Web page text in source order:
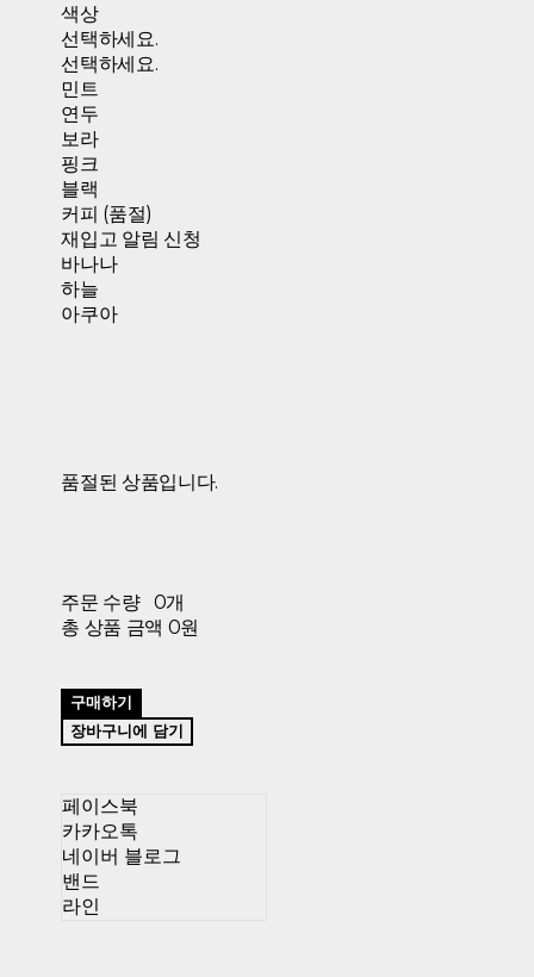
색상
선택하세요.
선택하세요.
민트
연두
보라
핑크
블랙
커피 (품절)
재입고 알림 신청
바나나
하늘
아쿠아
품절된 상품입니다.
주문 수량
0개
총 상품 금액 0원
구매하기
장바구니에 담기
페이스북
카카오톡
네이버 블로그
밴드
라인